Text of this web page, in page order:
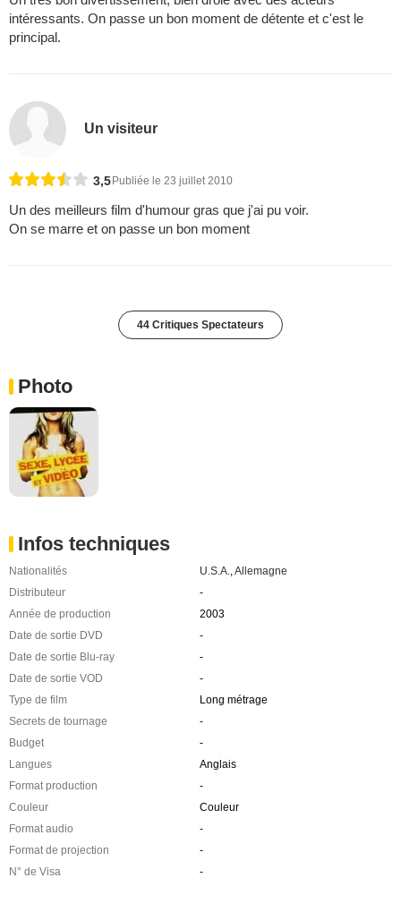
intéressants. On passe un bon moment de détente et c'est le
principal.
Un visiteur
3,5 Publiée le 23 juillet 2010
Un des meilleurs film d'humour gras que j'ai pu voir.
On se marre et on passe un bon moment
44 Critiques Spectateurs
Photo
Infos techniques
Nationalités U.S.A. Allemagne
Distributeur
-
Année de production
2003
Date de sortie DVD
-
Date de sortie Blu-ray
-
Date de sortie VOD
-
Type de film
Long métrage
Secrets de tournage
-
Budget
-
Langues
Anglais
Format production
-
Couleur
Couleur
Format audio
-
Format de projection
-
N° de Visa
-